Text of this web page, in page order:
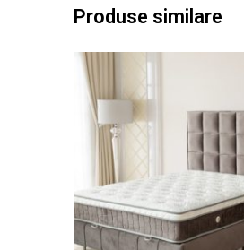
Produse similare